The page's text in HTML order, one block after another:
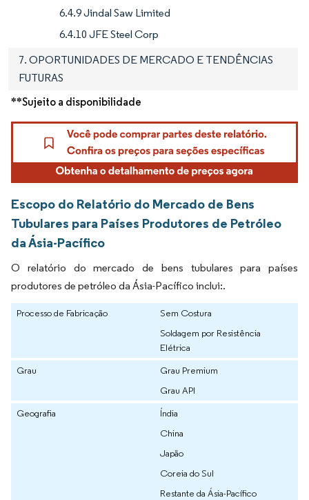
6.4.9 Jindal Saw Limited
6.4.10 JFE Steel Corp
7. OPORTUNIDADES DE MERCADO E TENDÊNCIAS
FUTURAS
**Sujeito a disponibilidade
Escopo do Relatório do Mercado de Bens
Tubulares para Países Produtores de Petróleo
da Ásia-Pacífico
O relatório do mercado de bens tubulares para países
produtores de petróleo da Ásia-Pacífico inclui:.
Processo de Fabricação
Sem Costura
Soldagem por Resistência
Elétrica
Grau
Grau Premium
Grau API
Geografia
Índia
China
Japão
Coreia do Sul
Restante da Ásia-Pacífico